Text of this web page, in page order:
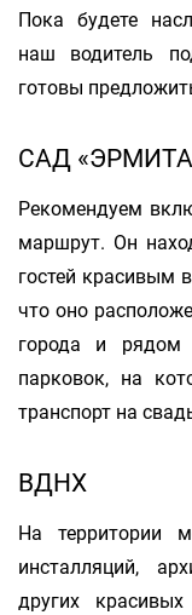
Пока будете
наш водитель
готовы
САД
Рекомендуем
маршрут. Он
гостей красивым
что оно
города и рядом
парковок, на
транспорт на
ВДНХ
На территории
инсталляций,
других